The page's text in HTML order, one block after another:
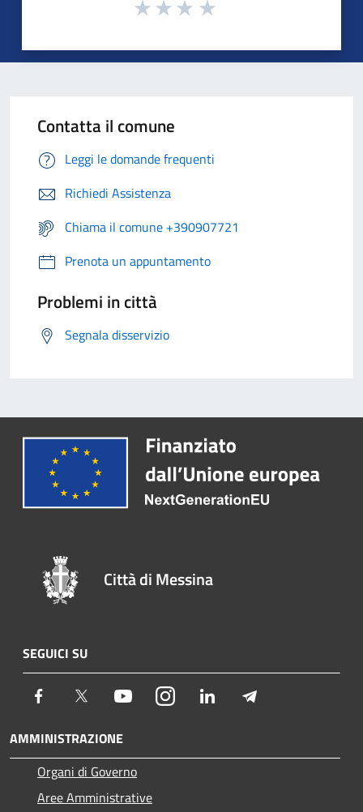
Contatta il comune
Leggi le domande frequenti
Richiedi Assistenza
Chiama il comune +390907721
Prenota un appuntamento
Problemi in città
Segnala disservizio
Città di Messina
SEGUICI SU
Facebook Twitter YoutubeInstagram LinkedIn
AMMINISTRAZIONE
Organi di Governo
Aree Amministrative